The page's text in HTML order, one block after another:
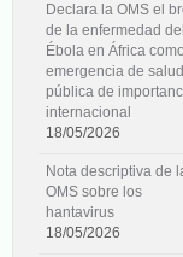
Declara la OMS el
de la enfermedad del
Ébola en África como
emergencia de salud
pública de
internacional
18/05/2026
Nota descriptiva de
OMS sobre los
hantavirus
18/05/2026